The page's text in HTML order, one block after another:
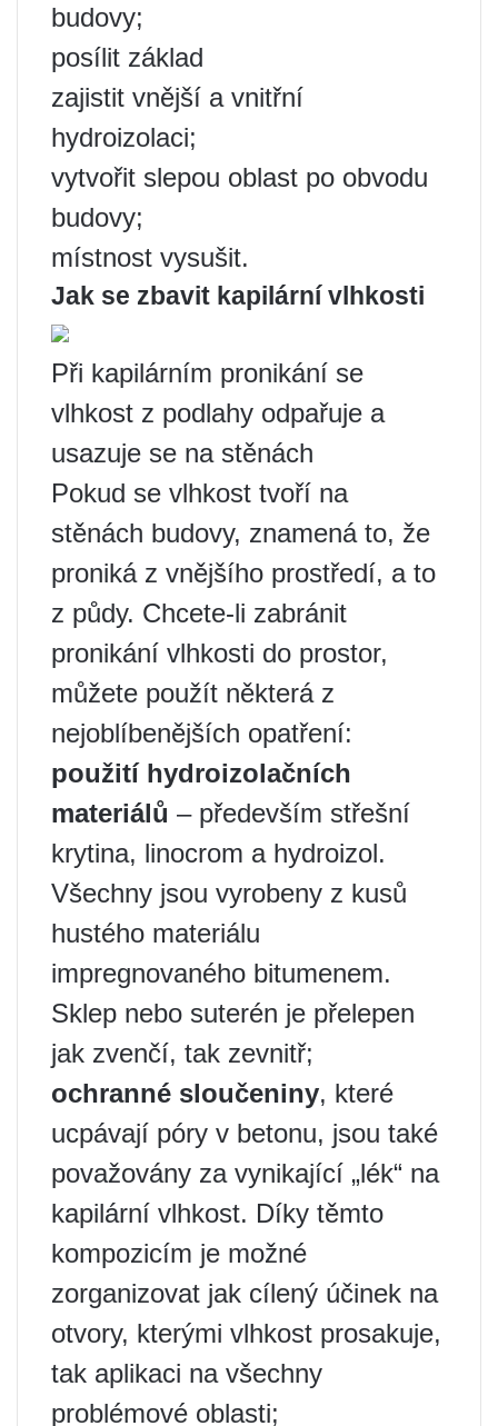
budovy;
posílit základ
zajistit vnější a vnitřní
hydroizolaci;
vytvořit slepou oblast po obvodu
budovy;
místnost vysušit.
Jak se zbavit kapilární vlhkosti
Při kapilárním pronikání se
vlhkost z podlahy odpařuje a
usazuje se na stěnách
Pokud se vlhkost tvoří na
stěnách budovy, znamená to, že
proniká z vnějšího prostředí, a to
z půdy. Chcete-li zabránit
pronikání vlhkosti do prostor,
můžete použít některá z
nejoblíbenějších opatření:
použití hydroizolačních
materiálů – především střešní
krytina, linocrom a hydroizol.
Všechny jsou vyrobeny z kusů
hustého materiálu
impregnovaného bitumenem.
Sklep nebo suterén je přelepen
jak zvenčí, tak zevnitř;
ochranné sloučeniny, které
ucpávají póry v betonu, jsou také
považovány za vynikající „lék“ na
kapilární vlhkost. Díky těmto
kompozicím je možné
zorganizovat jak cílený účinek na
otvory, kterými vlhkost prosakuje,
tak aplikaci na všechny
problémové oblasti;